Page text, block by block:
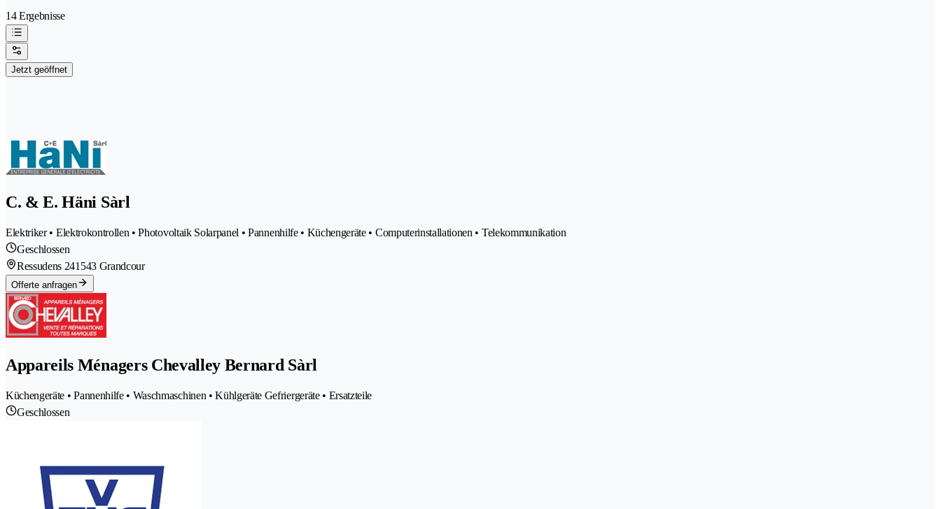
14 Ergebnisse
Jetzt geöffnet
C. & E. Häni Sàrl
Elektriker • Elektrokontrollen • Photovoltaik Solarpanel • Pannenhilfe • Küchengeräte • Computerinstallationen • Telekommunikation
Geschlossen
Ressudens 241543 Grandcour
Offerte anfragen
Appareils Ménagers Chevalley Bernard Sàrl
Küchengeräte • Pannenhilfe • Waschmaschinen • Kühlgeräte Gefriergeräte • Ersatzteile
Geschlossen